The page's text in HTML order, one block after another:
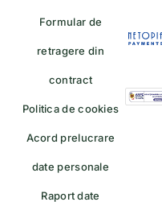
Formular de
retragere din
contract
Politica de cookies
Acord prelucrare
date personale
Raport date